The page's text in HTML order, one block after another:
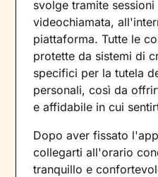
svolge tramite
videochiamata,
piattaforma. Tutte le
protette da sistemi di
specifici per la tutela
personali, così da
e affidabile in cui
Dopo aver fissato
collegarti all'orario
tranquillo e